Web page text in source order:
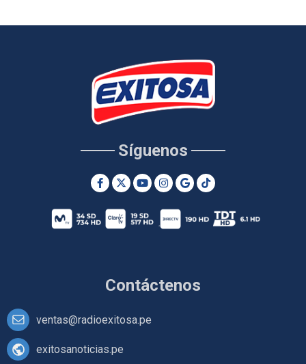
Contáctenos
ventas@radioexitosa.pe
exitosanoticias.pe
Síguenos